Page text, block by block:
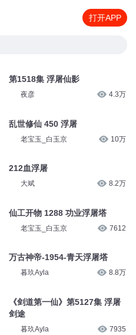
打开APP
第1518集 浮屠仙影
夜彦 4.3万
乱世修仙 450 浮屠
老宝玉_白玉京 10万
212血浮屠
大斌 8.2万
仙工开物 1288 功业浮屠塔
老宝玉_白玉京 7612
万古神帝-1954-青天浮屠塔
暮玖Ayla 8.8万
《剑道第一仙》第5127集 浮屠
剑途
暮玖Ayla 7935